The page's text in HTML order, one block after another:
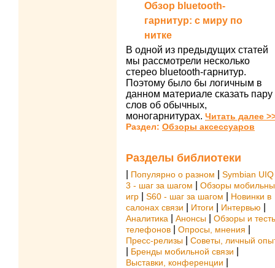
Обзор bluetooth-
гарнитур: с миру по
нитке
В одной из предыдущих статей
мы рассмотрели несколько
стерео bluetooth-гарнитур.
Поэтому было бы логичным в
данном материале сказать пару
слов об обычных,
моногарнитурах. Читать далее
Раздел: Обзоры аксессуаров
Разделы библиотеки
Популярно о разном
Symbian UIQ
3 - шаг за шагом
Обзоры
игр
S60 - шаг за шагом
Новинки в
салонах связи
Итоги Интервью
Аналитика Анонсы
Обзоры и
телефонов
Опросы, мнения
Пресс-релизы Советы, личный
Бренды мобильной связи
Выставки, конференции